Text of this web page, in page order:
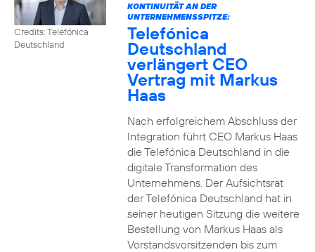
Credits: Telefónica
Deutschland
KONTINUITÄT AN DER
UNTERNEHMENSSPITZE:
Telefónica
Deutschland
verlängert CEO
Vertrag mit Markus
Haas
Nach erfolgreichem Abschluss der
Integration führt CEO Markus Haas
die Telefónica Deutschland in die
digitale Transformation des
Unternehmens. Der Aufsichtsrat
der Telefónica Deutschland hat in
seiner heutigen Sitzung die weitere
Bestellung von Markus Haas als
Vorstandsvorsitzenden bis zum